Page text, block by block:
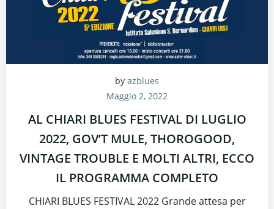
by azblues
Maggio 2, 2022
AL CHIARI BLUES FESTIVAL DI LUGLIO
2022, GOV’T MULE, THOROGOOD,
VINTAGE TROUBLE E MOLTI ALTRI, ECCO
IL PROGRAMMA COMPLETO
CHIARI BLUES FESTIVAL 2022 Grande attesa per